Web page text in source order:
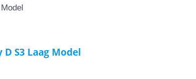
S3 Laag Model